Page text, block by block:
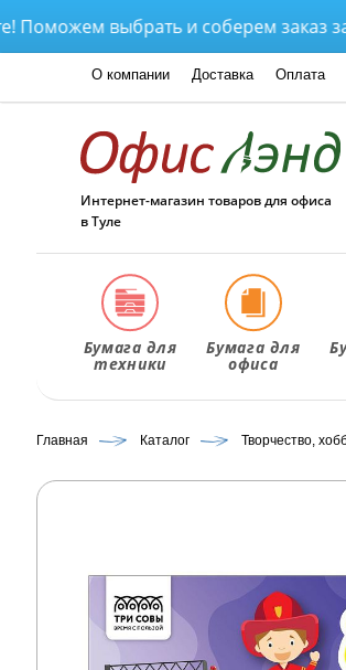
выбрать и соберем заказ за5
О компании Доставка Оплата
Интернет-магазин товаров для офиса
в Туле
Бумага для
техники
Бумага для
офиса
Главная Каталог Творчество,